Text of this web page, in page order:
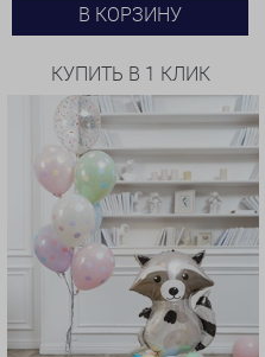
В КОРЗИНУ
КУПИТЬ В 1 КЛИК